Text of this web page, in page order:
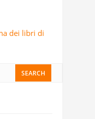
dei libri di